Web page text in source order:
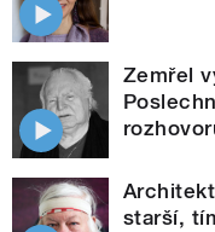
Zemřel
starší,